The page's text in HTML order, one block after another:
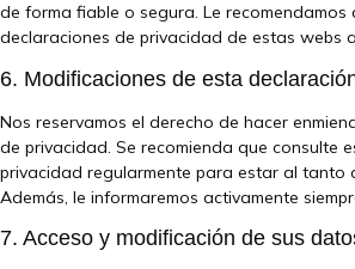
de forma fiable o segura. Le recomendamos
declaraciones de privacidad de estas webs
6. Modificaciones de esta
Nos reservamos el derecho de hacer
de privacidad. Se recomienda que consulte
privacidad regularmente para estar al tanto
Además, le informaremos activamente
7. Acceso y modificación de sus